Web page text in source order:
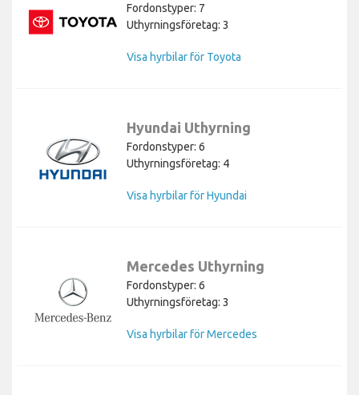
Fordonstyper: 7
Uthyrningsföretag: 3
Visa hyrbilar för Toyota
Hyundai Uthyrning
Fordonstyper: 6
Uthyrningsföretag: 4
Visa hyrbilar för Hyundai
Mercedes Uthyrning
Fordonstyper: 6
Uthyrningsföretag: 3
Visa hyrbilar för Mercedes